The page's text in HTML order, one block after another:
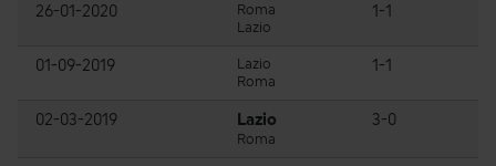
26-01-2020
Roma
Lazio
1-1
01-09-2019
Lazio
Roma
1-1
02-03-2019 Lazio
Roma
3-0